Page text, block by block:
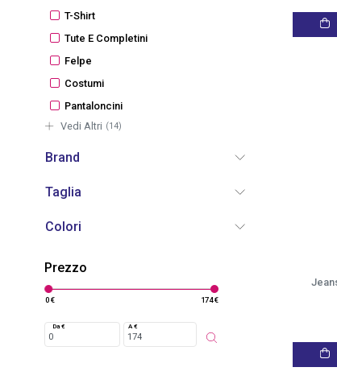
T-Shirt
Tute E Completini
Felpe
Costumi
Pantaloncini
Vedi Altri (14)
Brand
Taglia
Colori
Prezzo
0 € 174 €
Da € A €